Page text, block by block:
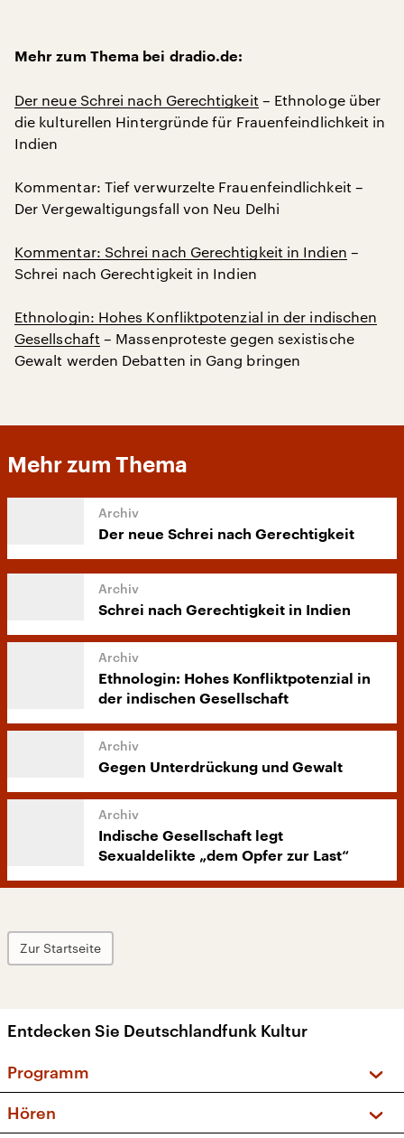
Mehr zum Thema bei dradio.de:
Der neue Schrei nach Gerechtigkeit – Ethnologe über
die kulturellen Hintergründe für Frauenfeindlichkeit in
Indien
Kommentar: Tief verwurzelte Frauenfeindlichkeit –
Der Vergewaltigungsfall von Neu Delhi
Kommentar: Schrei nach Gerechtigkeit in Indien –
Schrei nach Gerechtigkeit in Indien
Ethnologin: Hohes Konfliktpotenzial in der indischen
Gesellschaft – Massenproteste gegen sexistische
Gewalt werden Debatten in Gang bringen
Mehr zum Thema
Der neue Schrei nach Gerechtigkeit
Schrei nach Gerechtigkeit in Indien
Ethnologin: Hohes Konfliktpotenzial in
der indischen Gesellschaft
Gegen Unterdrückung und Gewalt
Indische Gesellschaft legt
Sexualdelikte „dem Opfer zur Last“
Zur Startseite
Entdecken Sie Deutschlandfunk Kultur
Programm
Hören